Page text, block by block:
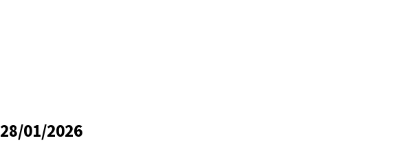
28/01/2026